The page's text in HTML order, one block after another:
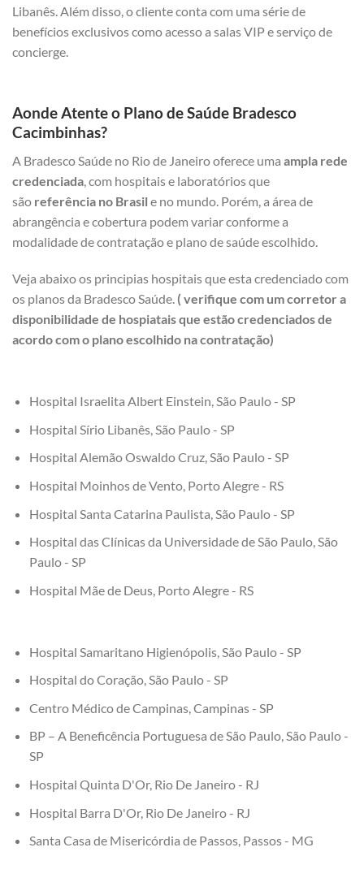
Libanês. Além disso, o cliente conta com uma série de
benefícios exclusivos como acesso a salas VIP e serviço de
concierge.
Aonde Atente o Plano de Saúde Bradesco
Cacimbinhas?
A Bradesco Saúde no Rio de Janeiro oferece uma ampla rede
credenciada , com hospitais e laboratórios que
são referência no Brasil e no mundo. Porém, a área de
abrangência e cobertura podem variar conforme a
modalidade de contratação e plano de saúde escolhido.
Veja abaixo os principias hospitais que esta credenciado com
os planos da Bradesco Saúde. ( verifique com um corretor a
disponibilidade de hospiatais que estão credenciados de
acordo com o plano escolhido na contratação)
Hospital Israelita Albert Einstein, São Paulo - SP
Hospital Sírio Libanês, São Paulo - SP
Hospital Alemão Oswaldo Cruz, São Paulo - SP
Hospital Moinhos de Vento, Porto Alegre - RS
Hospital Santa Catarina Paulista, São Paulo - SP
Hospital das Clínicas da Universidade de São Paulo, São
Paulo - SP
Hospital Mãe de Deus, Porto Alegre - RS
Hospital Samaritano Higienópolis, São Paulo - SP
Hospital do Coração, São Paulo - SP
Centro Médico de Campinas, Campinas - SP
BP – A Beneficência Portuguesa de São Paulo, São Paulo -
SP
Hospital Quinta D'Or, Rio De Janeiro - RJ
Hospital Barra D'Or, Rio De Janeiro - RJ
Santa Casa de Misericórdia de Passos, Passos - MG